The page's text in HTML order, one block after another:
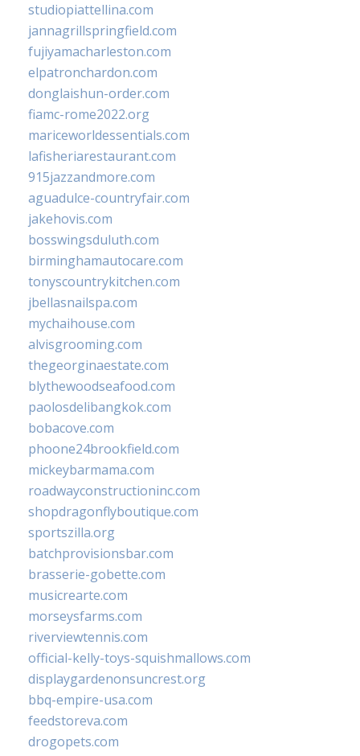
studiopiattellina.com
jannagrillspringfield.com
fujiyamacharleston.com
elpatronchardon.com
donglaishun-order.com
fiamc-rome2022.org
mariceworldessentials.com
lafisheriarestaurant.com
915jazzandmore.com
aguadulce-countryfair.com
jakehovis.com
bosswingsduluth.com
birminghamautocare.com
tonyscountrykitchen.com
jbellasnailspa.com
mychaihouse.com
alvisgrooming.com
thegeorginaestate.com
blythewoodseafood.com
paolosdelibangkok.com
bobacove.com
phoone24brookfield.com
mickeybarmama.com
roadwayconstructioninc.com
shopdragonflyboutique.com
sportszilla.org
batchprovisionsbar.com
brasserie-gobette.com
musicrearte.com
morseysfarms.com
riverviewtennis.com
official-kelly-toys-squishmallows.com
displaygardenonsuncrest.org
bbq-empire-usa.com
feedstoreva.com
drogopets.com